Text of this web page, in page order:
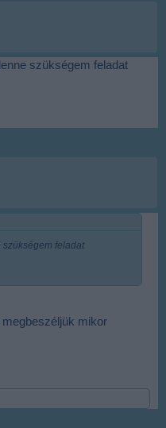
szükségem feladat
szükségem feladat
mikor